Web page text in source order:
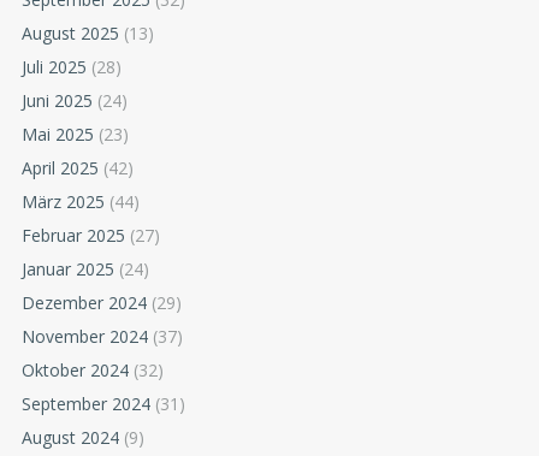
August 2025 (13)
Juli 2025 (28)
Juni 2025 (24)
Mai 2025 (23)
April 2025 (42)
März 2025 (44)
Februar 2025 (27)
Januar 2025 (24)
Dezember 2024 (29)
November 2024 (37)
Oktober 2024 (32)
September 2024 (31)
August 2024 (9)